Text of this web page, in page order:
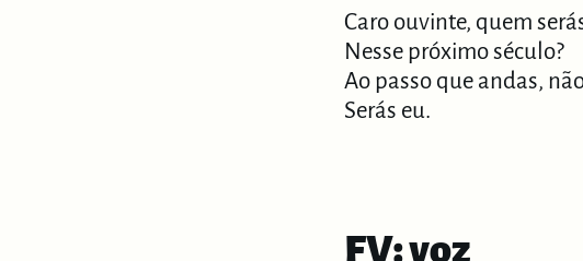
Caro ouvinte, quem
Nesse próximo século?
Ao passo que andas,
Serás eu.
FV: voz